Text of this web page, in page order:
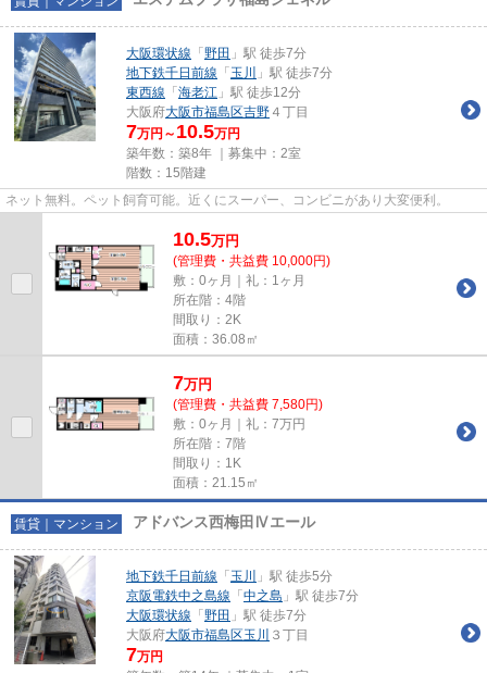
大阪環状線 「 野田 」駅 徒歩7分
地下鉄千日前線 「 玉川
」駅 徒歩7分
東西線 「 海老江 」駅 徒歩12分
大阪府大阪市福島区吉野 ４丁目
7万円～ 10.5万円
築年数：築8年 ｜募集中： 2室
階数：15階建
ネット無料。ペット飼育可能。近くにスーパー、コンビニがあり大変便利。
10.5万円
(管理費・共益費 10,000円)
敷：0ヶ月｜礼：1ヶ月
所在階：4階
間取り：2K
面積：36.08㎡
7万円
(管理費・共益費 7,580円)
敷：0ヶ月｜礼：7万円
所在階：7階
間取り：1K
面積：21.15㎡
賃貸｜マンション アドバンス西梅田Ⅳエール
地下鉄千日前線 「 玉川
」駅 徒歩5分
京阪電鉄中之島線 「 中之島 」駅 徒歩7分
大阪環状線 「 野田 」駅 徒歩7分
大阪府大阪市福島区玉川 ３丁目
7万円